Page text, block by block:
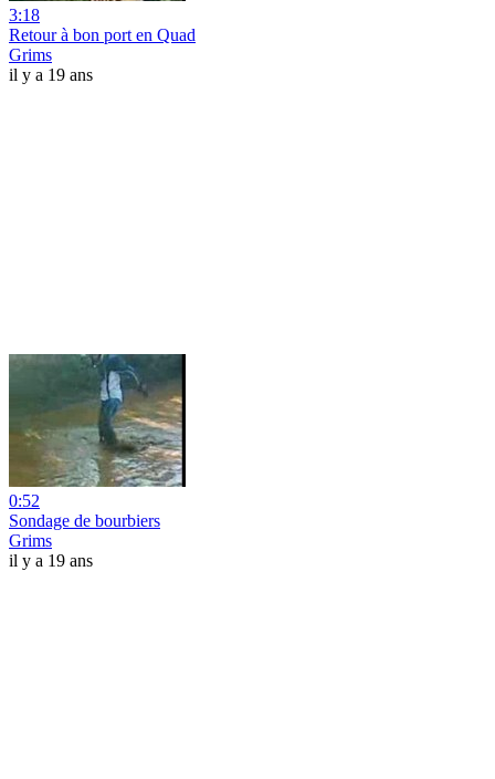
3:18
Retour à bon port en Quad
Grims
il y a 19 ans
0:52
Sondage de bourbiers
Grims
il y a 19 ans